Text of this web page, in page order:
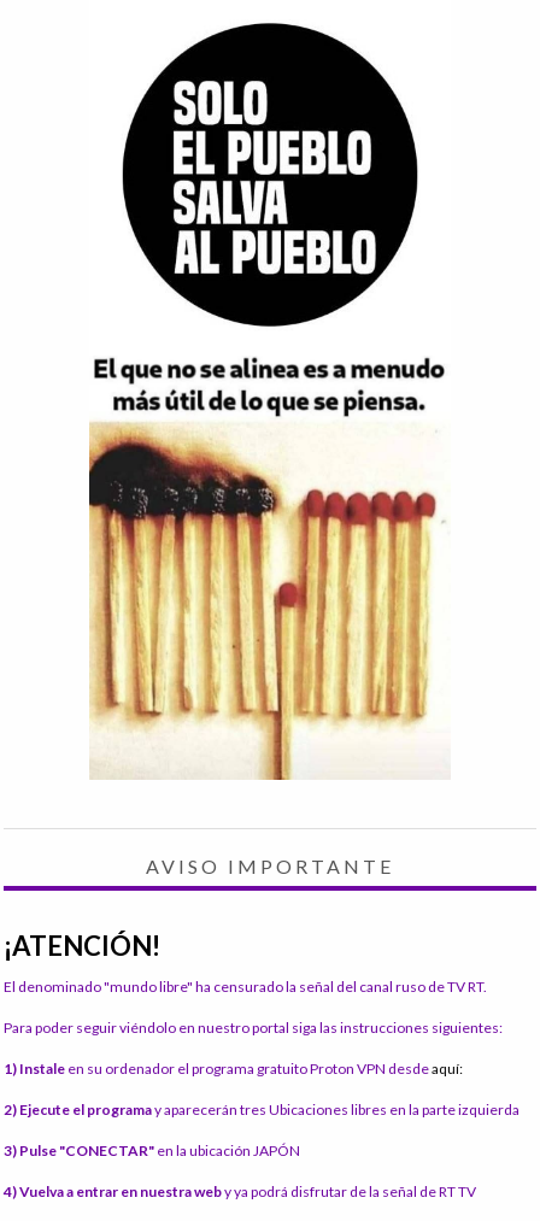
AVISO IMPORTANTE
¡ATENCIÓN!
El denominado "mundo libre" ha censurado la señal del canal ruso de TV RT.
Para poder seguir viéndolo en nuestro portal siga las instrucciones siguientes:
1) Instale en su ordenador el programa gratuito Proton VPN desdeaquí:
2) Ejecute el programay aparecerán tres Ubicaciones libres en la parte izquierda
3) Pulse "CONECTAR" en la ubicación JAPÓN
4) Vuelva a entrar en nuestra weby ya podrá disfrutar de la señal de RT TV